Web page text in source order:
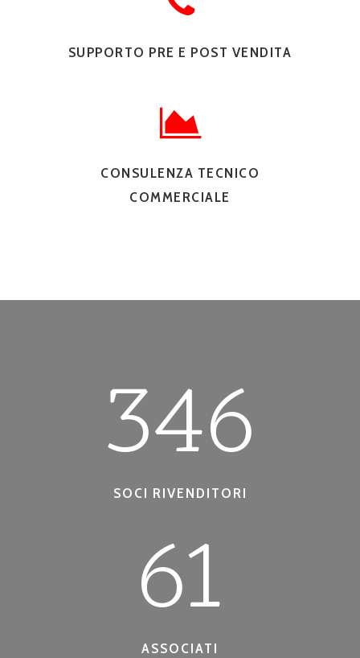
SUPPORTO PRE E POST VENDITA
CONSULENZA TECNICO
COMMERCIALE
346
SOCI RIVENDITORI
61
ASSOCIATI